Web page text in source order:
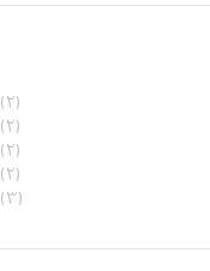
(2)
(2)
(2)
(2)
(3)